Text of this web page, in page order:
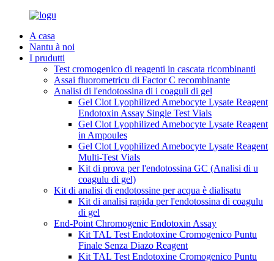
A casa
Nantu à noi
I prudutti
Test cromogenico di reagenti in cascata ricombinanti
Assai fluorometricu di Factor C recombinante
Analisi di l'endotossina di i coaguli di gel
Gel Clot Lyophilized Amebocyte Lysate Reagent
Endotoxin Assay Single Test Vials
Gel Clot Lyophilized Amebocyte Lysate Reagent
in Ampoules
Gel Clot Lyophilized Amebocyte Lysate Reagent
Multi-Test Vials
Kit di prova per l'endotossina GC (Analisi di u
coagulu di gel)
Kit di analisi di endotossine per acqua è dialisatu
Kit di analisi rapida per l'endotossina di coagulu
di gel
End-Point Chromogenic Endotoxin Assay
Kit TAL Test Endotoxine Cromogenico Puntu
Finale Senza Diazo Reagent
Kit TAL Test Endotoxine Cromogenico Puntu